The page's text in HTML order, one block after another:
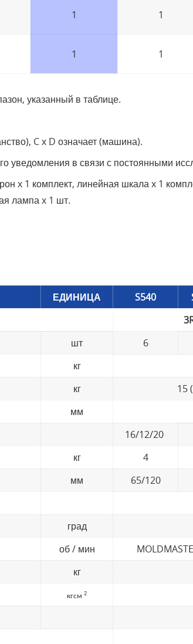
1 1
1 1
указанный в таблице.
C x D означает (машина).
уведомления в связи с постоянными
x 1 комплект, линейная шкала x 1
лампа x 1 шт.
ЕДИНИЦА S540
шт 6
кг
кг
15
мм
16/12/20
кг 4
мм 65/120
град
об / мин
кг
кгсм 2